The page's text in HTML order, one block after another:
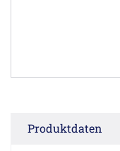
Produktdaten